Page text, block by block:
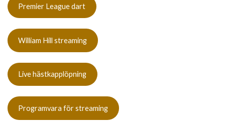
Premier League dart
William Hill streaming
Live hästkapplöpning
Programvara för streaming